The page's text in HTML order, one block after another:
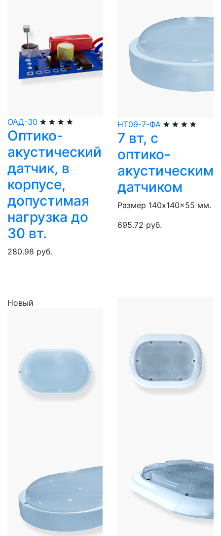
ОАД-30
Оптико-
акустический
датчик, в
корпусе,
допустимая
нагрузка до
30 вт.
280.98 руб.
НТ09-7-ФА
7 вт, с
оптико-
акустическим
датчиком
Размер 140x140x55 мм.
695.72 руб.
Новый